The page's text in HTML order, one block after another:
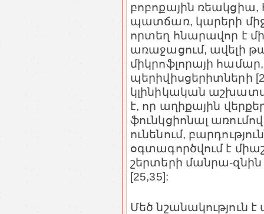
բոբոքային ռեակցիա,
պատճառ, կարերի
որտեղ հնարավոր է
առաջացում, ավելի
միկրոֆլորայի
պերիվիսցերիտների
կլինիկական
է, որ աղիքային
ֆունկցիոնալ
ունենում,
օգտագործվում է
շերտերի մանրա-
[25,35]:
Մեծ նշանակություն